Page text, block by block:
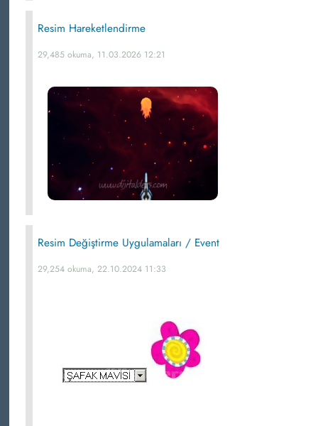
Resim Hareketlendirme
29,485 okuma, 11.03.2026 12:21
Resim Değiştirme Uygulamaları / Event
29,254 okuma, 22.10.2024 11:33